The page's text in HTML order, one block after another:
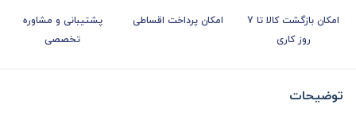
امکان بازگشت کالا تا 7
روز کاری
امکان پرداخت اقساطی
پشتیبانی و مشاوره
تخصصی
توضیحات